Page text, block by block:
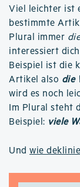
Viel leichter ist
bestimmte
Plural immer die
interessiert
Beispiel ist die
Artikel also die
wird es noch
Im Plural steht
Beispiel: viele
Und wie